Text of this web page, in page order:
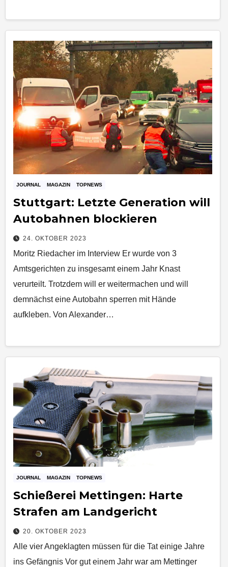
JOURNAL MAGAZIN TOPNEWS
Stuttgart: Letzte Generation will
Autobahnen blockieren
24. OKTOBER 2023
Moritz Riedacher im Interview Er wurde von 3
Amtsgerichten zu insgesamt einem Jahr Knast
verurteilt. Trotzdem will er weitermachen und will
demnächst eine Autobahn sperren mit Hände
aufkleben. Von Alexander…
JOURNAL MAGAZIN TOPNEWS
Schießerei Mettingen: Harte
Strafen am Landgericht
20. OKTOBER 2023
Alle vier Angeklagten müssen für die Tat einige Jahre
ins Gefängnis Vor gut einem Jahr war am Mettinger